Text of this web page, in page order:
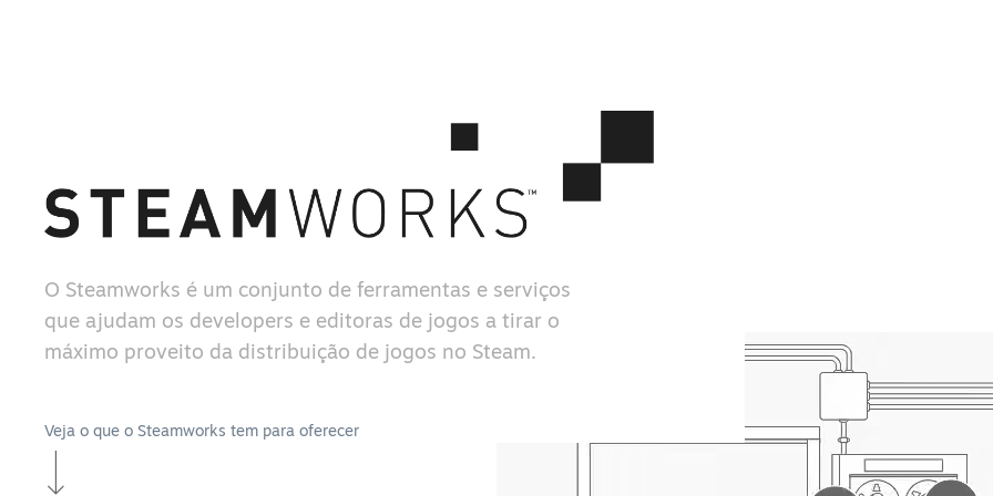
O Steamworks é um conjunto de ferramentas e serviços
que ajudam os developers e editoras de jogos a tirar o
máximo proveito da distribuição de jogos no Steam.
Veja o que o Steamworks tem para oferecer